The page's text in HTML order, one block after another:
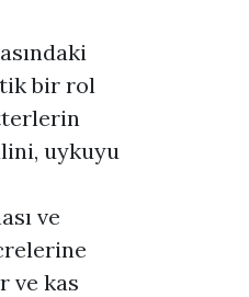
bir rol
uykuyu
ve
ve kas